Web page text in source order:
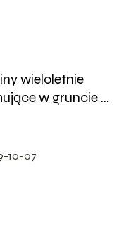
wieloletnie
w gruncie –
10-07